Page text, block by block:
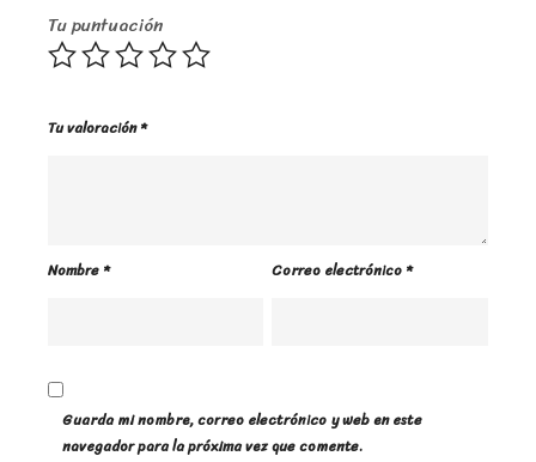
Tu puntuación
Tu valoración*
Nombre* Correo electrónico*
Guarda mi nombre, correo electrónico y web en este
navegador para la próxima vez que comente.